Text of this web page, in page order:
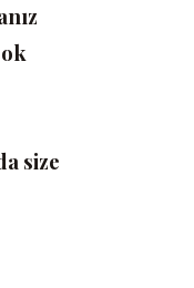
size